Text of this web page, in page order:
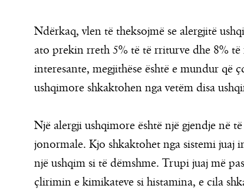
Ndërkaq, vlen të theksojmë se alergjitë
ato prekin rreth 5% të të rriturve dhe 8%
interesante, megjithëse është e mundur që
ushqimore shkaktohen nga vetëm disa
Një alergji ushqimore është një gjendje në
jonormale. Kjo shkaktohet nga sistemi juaj
një ushqim si të dëmshme. Trupi juaj më
çlirimin e kimikateve si histamina, e cila